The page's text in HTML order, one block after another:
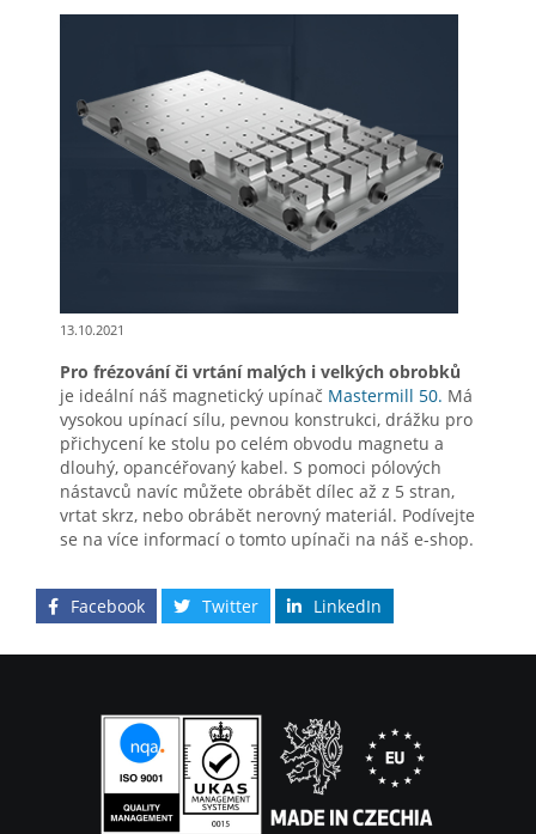
13.10.2021
Pro frézování či vrtání malých i velkých obrobků
je ideální náš magnetický upínač Mastermill 50. Má
vysokou upínací sílu, pevnou konstrukci, drážku pro
přichycení ke stolu po celém obvodu magnetu a
dlouhý, opancéřovaný kabel. S pomoci pólových
nástavců navíc můžete obrábět dílec až z 5 stran,
vrtat skrz, nebo obrábět nerovný materiál. Podívejte
se na více informací o tomto upínači na náš e-shop.
Facebook Twitter LinkedIn